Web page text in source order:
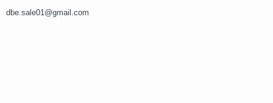
dbe.sale01@gmail.com